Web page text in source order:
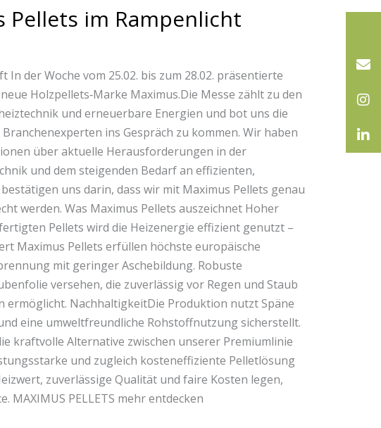
Pellets im Rampenlicht
In der Woche vom 25.02. bis zum 28.02. präsentierte
Holzpellets‑Marke Maximus.Die Messe zählt zu den
und erneuerbare Energien und bot uns die
ins Gespräch zu kommen. Wir haben
über aktuelle Herausforderungen in der
und dem steigenden Bedarf an effizienten,
uns darin, dass wir mit Maximus Pellets genau
werden. Was Maximus Pellets auszeichnet Hoher
Pellets wird die Heizenergie effizient genutzt –
Maximus Pellets erfüllen höchste europäische
mit geringer Aschebildung. Robuste
versehen, die zuverlässig vor Regen und Staub
ermöglicht. NachhaltigkeitDie Produktion nutzt Späne
eine umweltfreundliche Rohstoffnutzung sicherstellt.
kraftvolle Alternative zwischen unserer Premiumlinie
und zugleich kosteneffiziente Pelletlösung
zuverlässige Qualität und faire Kosten legen,
PELLETS mehr entdecken